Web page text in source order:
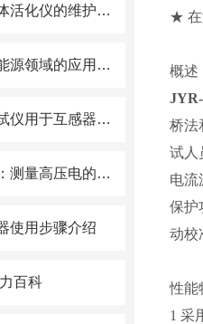
蓄电池检测设备单体活化仪的维护如何进行
高压无线核相器在能源领域的应用和价值
互感器伏安特性测试仪用于互感器铁芯质量检查与短路监测
交直流高压分压器：测量高压电的关键设备
使用步骤介绍
百科
★ 在
概述
桥法
试人
电流
保护
动校
性
1 采